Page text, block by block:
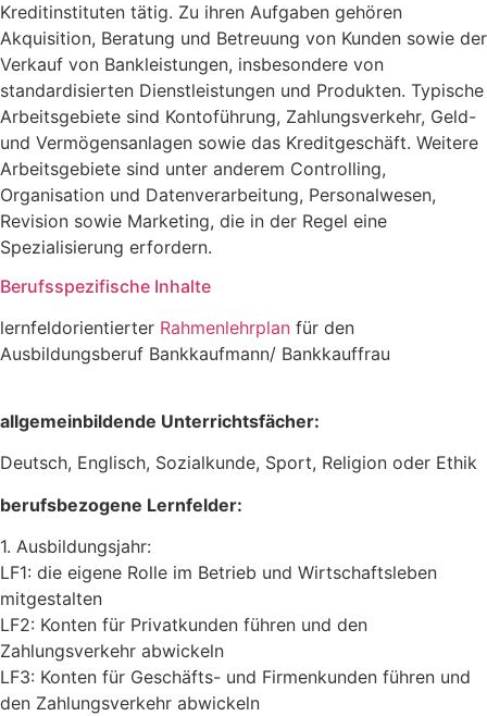
Kreditinstituten tätig. Zu ihren Aufgaben gehören
Akquisition, Beratung und Betreuung von Kunden sowie der
Verkauf von Bankleistungen, insbesondere von
standardisierten Dienstleistungen und Produkten. Typische
Arbeitsgebiete sind Kontoführung, Zahlungsverkehr, Geld-
und Vermögensanlagen sowie das Kreditgeschäft. Weitere
Arbeitsgebiete sind unter anderem Controlling,
Organisation und Datenverarbeitung, Personalwesen,
Revision sowie Marketing, die in der Regel eine
Spezialisierung erfordern.
Berufsspezifische Inhalte
lernfeldorientierter Rahmenlehrplan für den
Ausbildungsberuf Bankkaufmann/ Bankkauffrau
allgemeinbildende Unterrichtsfächer:
Deutsch, Englisch, Sozialkunde, Sport, Religion oder Ethik
berufsbezogene Lernfelder:
1. Ausbildungsjahr:
LF1: die eigene Rolle im Betrieb und Wirtschaftsleben
mitgestalten
LF2: Konten für Privatkunden führen und den
Zahlungsverkehr abwickeln
LF3: Konten für Geschäfts- und Firmenkunden führen und
den Zahlungsverkehr abwickeln